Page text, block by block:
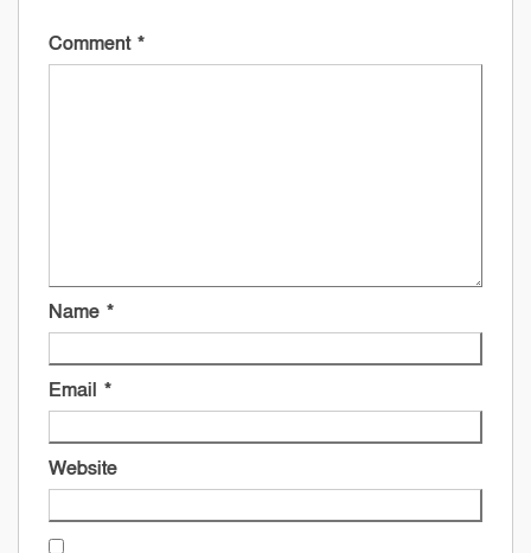
Comment *
Name *
Email *
Website